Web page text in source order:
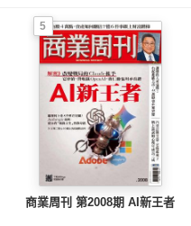
5
商業周刊 第2008期 AI新王者